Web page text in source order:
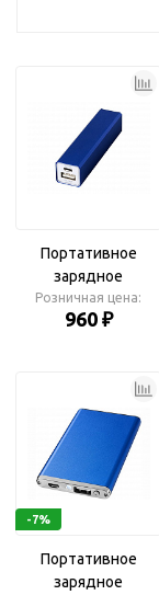
Портативное
зарядное
устройство «Volt»,
2200 mAh
Розничная цена:
960 ₽
-7%
Портативное
зарядное